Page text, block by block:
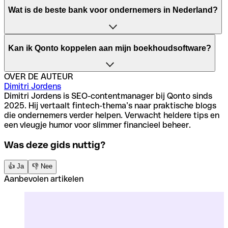
kostenbeheer.
Veel zzp’erskiezen tegenwoordig voor fintechs zoals
met support en geen verborgen kosten. Ideaal als je
flexibel en efficiënt wilt ondernemen.
Wat is de beste bank voor ondernemers in Nederland?
Voor groeiende ondernemers is een bank die meedenkt
eenmanszaken als bv’s, inclusief schaalbare functies zoals
meerdere gebruikers en
Kan ik Qonto koppelen aan mijn boekhoudsoftware?
Ja, Qonto heeft meer dan 50
populaire tools als Exact en Moneybird. Zo wordt je
administratie grotendeels geautomatiseerd.
OVER DE AUTEUR
Dimitri Jordens
Dimitri Jordens is SEO-contentmanager bij Qonto sinds
2025. Hij vertaalt fintech-thema’s naar praktische blogs
die ondernemers verder helpen. Verwacht heldere tips en
een vleugje humor voor slimmer financieel beheer.
Was deze gids nuttig?
👍 Ja 👎 Nee
Aanbevolen artikelen